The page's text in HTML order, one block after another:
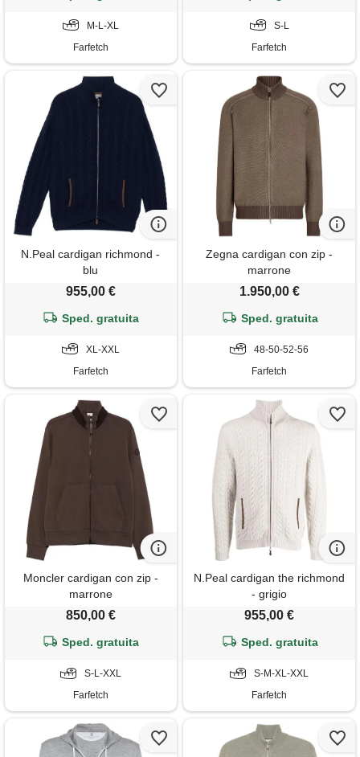
M-L-XL
Farfetch
S-L
Farfetch
N.Peal cardigan richmond -
blu
955,00 €
Sped. gratuita
XL-XXL
Farfetch
Zegna cardigan con zip -
marrone
1.950,00 €
Sped. gratuita
48-50-52-56
Farfetch
Moncler cardigan con zip -
marrone
850,00 €
Sped. gratuita
S-L-XXL
Farfetch
N.Peal cardigan the richmond
- grigio
955,00 €
Sped. gratuita
S-M-XL-XXL
Farfetch